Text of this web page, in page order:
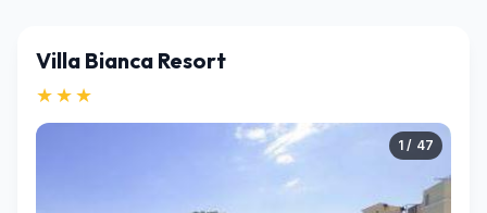
Villa Bianca Resort
★★★
1 / 47